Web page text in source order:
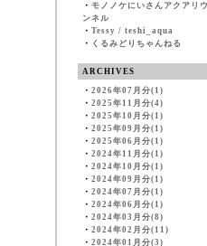
・ モノノケにいさんアクアリ
ンネル
・ Tessy / teshi_aqua
・ くるみどりちゃんねる
ARCHIVES
・ 2026年07月分(1)
・ 2025年11月分(4)
・ 2025年10月分(1)
・ 2025年09月分(1)
・ 2025年06月分(1)
・ 2024年11月分(1)
・ 2024年10月分(1)
・ 2024年09月分(1)
・ 2024年07月分(1)
・ 2024年06月分(1)
・ 2024年03月分(8)
・ 2024年02月分(11)
・ 2024年01月分(3)